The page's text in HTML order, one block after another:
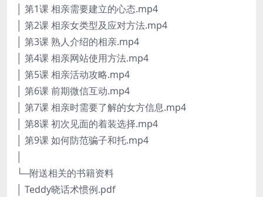
│ 第1课 相亲需要建立的心态.mp4
│ 第2课 相亲女类型及应对方法.mp4
│ 第3课 熟人介绍的相亲.mp4
│ 第4课 相亲网站使用方法.mp4
│ 第5课 相亲活动攻略.mp4
│ 第6课 前期微信互动.mp4
│ 第7课 相亲时需要了解的女方信息.mp4
│ 第8课 初次见面的着装选择.mp4
│ 第9课 如何防范骗子和托.mp4
└─附送相关的书籍资料
│ Teddy晓话术惯例.pdf